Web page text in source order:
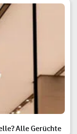
Alle Gerüchte